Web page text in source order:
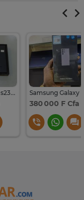
Samsung galaxy s23 ultra
380 000 F Cfa